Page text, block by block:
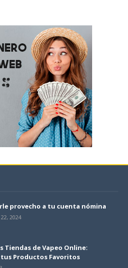
provecho a tu cuenta nómina
2024
Tiendas de Vapeo Online:
Productos Favoritos